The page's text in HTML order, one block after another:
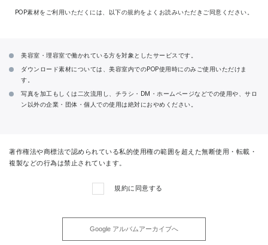
POP素材をご利用いただくには、以下の規約をよくお読みいただきご同意ください。
美容室・理容室で働かれている方を対象としたサービスです。
ダウンロード素材については、美容室内でのPOP使用時にのみご使用いただけま
す。
写真を加工もしくは二次流用し、チラシ・DM・ホームページなどでの使用や、サロ
ン以外の企業・団体・個人での使用は絶対におやめください。
著作権法や商標法で認められている私的使用権の範囲を超えた無断使用・転載・
複製などの行為は禁止されています。
規約に同意する